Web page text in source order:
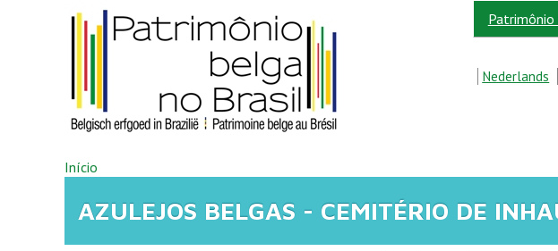
Pular para o conteúdo principal
Nederlands
VOCÊ ESTÁ AQUI
Início
AZULEJOS BELGAS - CEMITÉRIO DE